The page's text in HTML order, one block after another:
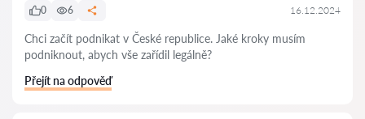
0
6 16.12.2024
Chci začít podnikat v České republice. Jaké kroky musím
podniknout, abych vše zařídil legálně?
Přejít na odpověď